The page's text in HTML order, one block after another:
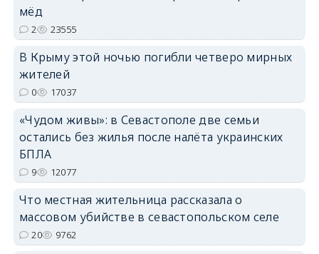
мёд
2 23555
В Крыму этой ночью погибли четверо мирных
жителей
0 17037
«Чудом живы»: в Севастополе две семьи
остались без жилья после налёта украинских
БПЛА
9 12077
Что местная жительница рассказала о
массовом убийстве в севастопольском селе
20 9762